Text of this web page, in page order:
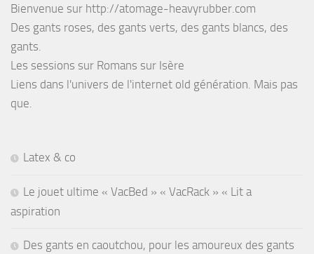
Bienvenue sur http://atomage-heavyrubber.com
Des gants roses, des gants verts, des gants blancs, des
gants.
Les sessions sur Romans sur Isère
Liens dans l'univers de l'internet old génération. Mais pas
que.
Latex & co
Le jouet ultime « VacBed » « VacRack » « Lit a
aspiration
Des gants en caoutchou, pour les amoureux des gants